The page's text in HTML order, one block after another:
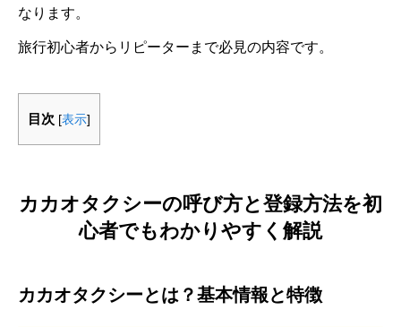
なります。
旅行初心者からリピーターまで必見の内容です。
目次 [表示]
カカオタクシーの呼び方と登録方法を初
心者でもわかりやすく解説
カカオタクシーとは？基本情報と特徴